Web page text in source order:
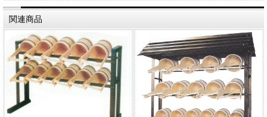
関連商品